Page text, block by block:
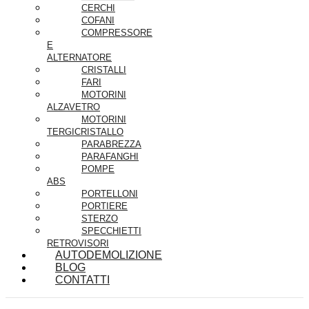
CERCHI
COFANI
COMPRESSORE
E
ALTERNATORE
CRISTALLI
FARI
MOTORINI
ALZAVETRO
MOTORINI
TERGICRISTALLO
PARABREZZA
PARAFANGHI
POMPE
ABS
PORTELLONI
PORTIERE
STERZO
SPECCHIETTI
RETROVISORI
AUTODEMOLIZIONE
BLOG
CONTATTI